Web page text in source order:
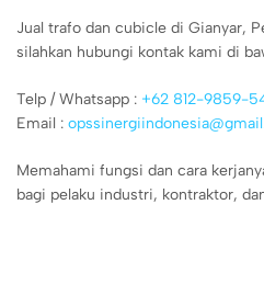
Jual trafo dan cubicle di Gianyar,
silahkan hubungi kontak kami di
Telp / Whatsapp : +62 812-9859-
Email :
Memahami fungsi dan cara
bagi pelaku industri, kontraktor,